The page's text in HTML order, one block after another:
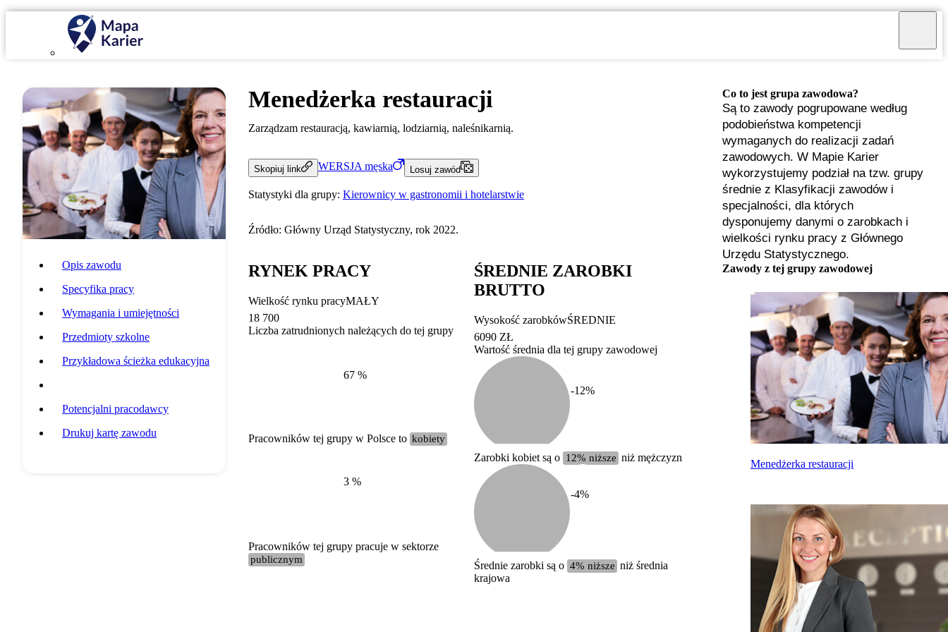
Opis zawodu
Specyfika pracy
Wymagania i umiejętności
Przedmioty szkolne
Przykładowa ścieżka edukacyjna
Potencjalni pracodawcy
Drukuj kartę zawodu
Menedżerka restauracji
Zarządzam restauracją, kawiarnią, lodziarnią, naleśnikarnią.
Skopiuj link WERSJA męska Losuj zawód
Statystyki dla grupy: Kierownicy w gastronomii i hotelarstwie
Źródło: Główny Urząd Statystyczny, rok 2022.
RYNEK PRACY
Struktura wynagrodzeń
według zawodów, 2022
Wielkość rynku pracyMAŁY
18 700
Liczba zatrudnionych należących do tej grupy
67 %
Pracowników tej grupy w Polsce to kobiety
3 %
Pracowników tej grupy pracuje w sektorze
publicznym
ŚREDNIE ZAROBKI
BRUTTO
całkowite wynagrodzenie
miesięczne brutto nie dla tego zawodu, lecz
uśrednione dla wszystkich zawodów z grupy,
do której należy ten zawód według Głównego
Urzędu Statystycznego
Struktura wynagrodzeń
według zawodów, 2022
poniżej 4500 zł
4500 zł – 5999 zł
6000 zł – 7499 zł
7500 zł – 8999 zł
9000 zł i więcej
Wysokość zarobkówŚREDNIE
6090 ZŁ
Wartość średnia dla tej grupy zawodowej
-12%
Zarobki kobiet są o 12% niższe niż mężczyzn
-4%
Średnie zarobki są o 4% niższe niż średnia
krajowa
Co to jest grupa zawodowa?
Są to zawody pogrupowane według
podobieństwa kompetencji
wymaganych do realizacji zadań
zawodowych. W Mapie Karier
wykorzystujemy podział na tzw. grupy
średnie z Klasyfikacji zawodów i
specjalności, dla których
dysponujemy danymi o zarobkach i
wielkości rynku pracy z Głównego
Urzędu Statystycznego.
Zawody z tej grupy zawodowej
Menedżerka restauracji